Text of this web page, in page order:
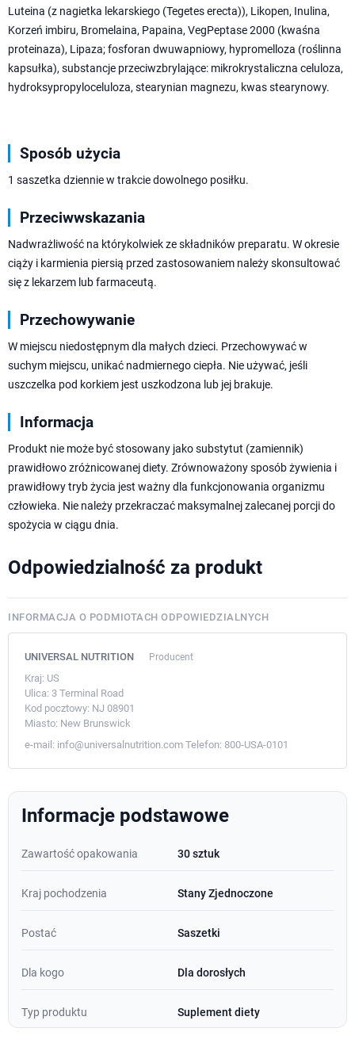
Luteina (z nagietka lekarskiego (Tegetes erecta)), Likopen, Inulina,
Korzeń imbiru, Bromelaina, Papaina, VegPeptase 2000 (kwaśna
proteinaza), Lipaza; fosforan dwuwapniowy, hypromelloza (roślinna
kapsułka), substancje przeciwzbrylające: mikrokrystaliczna celuloza,
hydroksypropyloceluloza, stearynian magnezu, kwas stearynowy.
Sposób użycia
1 saszetka dziennie w trakcie dowolnego posiłku.
Przeciwwskazania
Nadwrażliwość na którykolwiek ze składników preparatu. W okresie
ciąży i karmienia piersią przed zastosowaniem należy skonsultować
się z lekarzem lub farmaceutą.
Przechowywanie
W miejscu niedostępnym dla małych dzieci. Przechowywać w
suchym miejscu, unikać nadmiernego ciepła. Nie używać, jeśli
uszczelka pod korkiem jest uszkodzona lub jej brakuje.
Informacja
Produkt nie może być stosowany jako substytut (zamiennik)
prawidłowo zróżnicowanej diety. Zrównoważony sposób żywienia i
prawidłowy tryb życia jest ważny dla funkcjonowania organizmu
człowieka. Nie należy przekraczać maksymalnej zalecanej porcji do
spożycia w ciągu dnia.
Odpowiedzialność za produkt
INFORMACJA O PODMIOTACH ODPOWIEDZIALNYCH
UNIVERSAL NUTRITION Producent
Kraj: US
Ulica: 3 Terminal Road
Kod pocztowy: NJ 08901
Miasto: New Brunswick
e-mail: info@universalnutrition.com Telefon: 800-USA-0101
Informacje podstawowe
Zawartość opakowania 30 sztuk
Kraj pochodzenia Stany Zjednoczone
Postać Saszetki
Dla kogo Dla dorosłych
Typ produktu Suplement diety